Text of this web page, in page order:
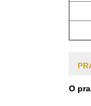
O